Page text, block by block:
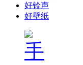
好铃声
好壁纸